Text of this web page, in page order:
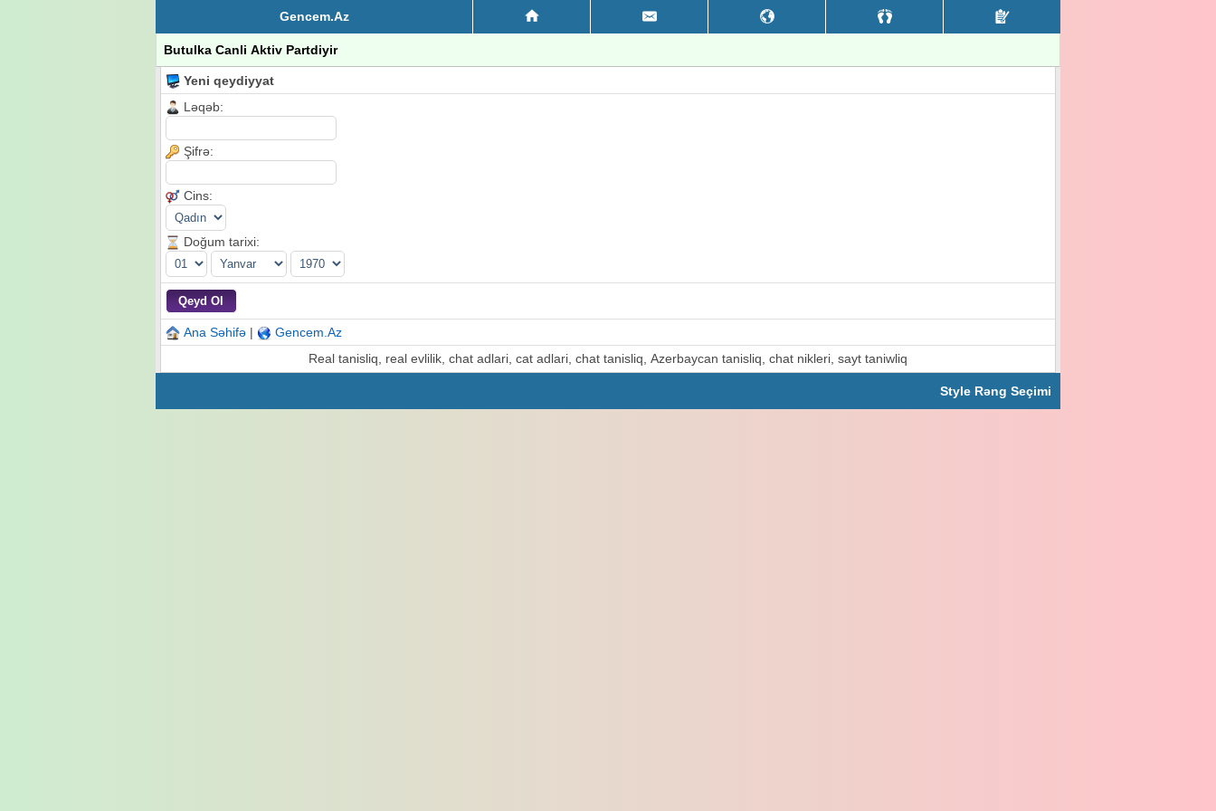
Gencem.Az
Butulka Canli Aktiv Partdiyir
Yeni qeydiyyat
Ləqəb:
Şifrə:
Cins:
Doğum tarixi:
Ana Səhifə |
Gencem.Az
Real tanisliq, real evlilik, chat adlari, cat adlari, chat tanisliq, Azerbaycan tanisliq, chat nikleri, sayt taniwliq
Style Rəng Seçimi